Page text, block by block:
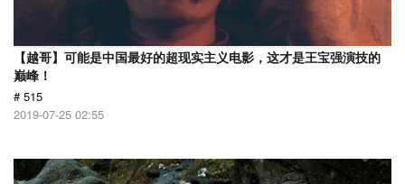
【越哥】可能是中国最好的超现实主义电影，这才是王宝强演技的
巅峰！
# 515
2019-07-25 02:55